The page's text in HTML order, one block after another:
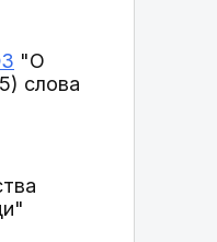
"О
слова